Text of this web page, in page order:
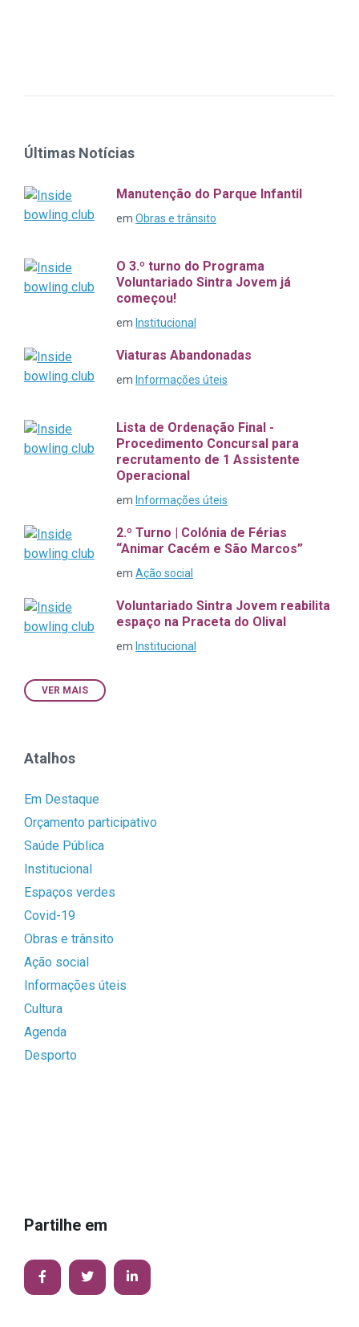
Últimas Notícias
Manutenção do Parque Infantil
em Obras e trânsito
O 3.º turno do Programa
Voluntariado Sintra Jovem já
começou!
em Institucional
Viaturas Abandonadas
em Informações úteis
Lista de Ordenação Final -
Procedimento Concursal para
recrutamento de 1 Assistente
Operacional
em Informações úteis
2.º Turno | Colónia de Férias
“Animar Cacém e São Marcos”
em Ação social
Voluntariado Sintra Jovem reabilita
espaço na Praceta do Olival
em Institucional
VER MAIS
Atalhos
Em Destaque
Orçamento participativo
Saúde Pública
Institucional
Espaços verdes
Covid-19
Obras e trânsito
Ação social
Informações úteis
Cultura
Agenda
Desporto
Partilhe em